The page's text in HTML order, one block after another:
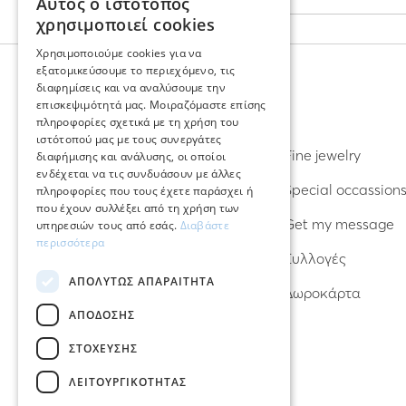
ΑΝΑΚΑΛΥΨΤΕ
Σκουλαρίκια
Δαχτυλίδια
Βραχιόλια
Φυλαχτά – Γούρια
Fine jewelry
Special occassions
Get my message
Συλλογές
Δωροκάρτα
χρησιμοποιεί cookies
Χρησιμοποιούμε cookies για να
εξατομικεύσουμε το περιεχόμενο, τις
διαφημίσεις και να αναλύσουμε την
επισκεψιμότητά μας. Μοιραζόμαστε επίσης
πληροφορίες σχετικά με τη χρήση του
ιστότοπού μας με τους συνεργάτες
διαφήμισης και ανάλυσης, οι οποίοι
ενδέχεται να τις συνδυάσουν με άλλες
πληροφορίες που τους έχετε παράσχει ή
που έχουν συλλέξει από τη χρήση των
υπηρεσιών τους από εσάς. Διαβάστε
περισσότερα
ΑΠΟΛΎΤΩΣ ΑΠΑΡΑΊΤΗΤΑ
ΑΠΌΔΟΣΗΣ
ΣΤΌΧΕΥΣΗΣ
ΛΕΙΤΟΥΡΓΙΚΌΤΗΤΑΣ